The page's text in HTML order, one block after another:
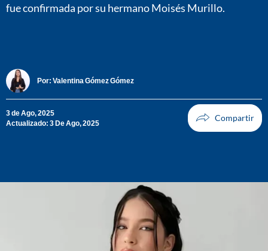
fue confirmada por su hermano Moisés Murillo.
Por: Valentina Gómez Gómez
3 de Ago, 2025
Actualizado: 3 De Ago, 2025